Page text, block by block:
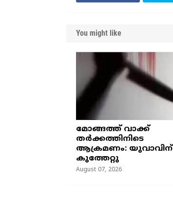
You might like
മോങ്ങത്ത് വാക്ക്
തർക്കത്തിനിടെ
ആക്രമണം: യുവാവിന്
കുത്തേറ്റു
August 07, 2026